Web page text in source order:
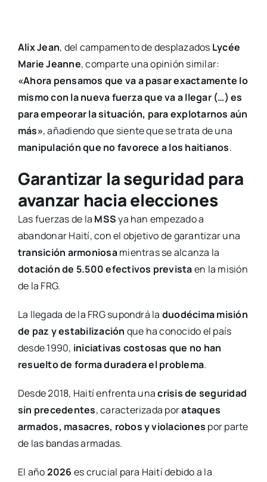
Alix Jean, del campamento de desplazados Lycée
Marie Jeanne, comparte una opinión similar:
«Ahora pensamos que va a pasar exactamente lo
mismo con la nueva fuerza que va a llegar (…) es
para empeorar la situación, para explotarnos aún
más», añadiendo que siente que se trata de una
manipulación que no favorece a los haitianos.
Garantizar la seguridad para
avanzar hacia elecciones
Las fuerzas de la MSSya han empezado a
abandonar Haití, con el objetivo de garantizar una
transición armoniosamientras se alcanza la
dotación de 5.500 efectivos previstaen la misión
de la FRG.
La llegada de la FRG supondrá la duodécima misión
de paz y estabilización que ha conocido el país
desde 1990, iniciativas costosas que no han
resuelto de forma duradera el problema.
Desde 2018, Haití enfrenta unacrisis de seguridad
sin precedentes, caracterizada porataques
armados, masacres, robos y violaciones por parte
de las bandas armadas.
El año2026 es crucial para Haití debido a la